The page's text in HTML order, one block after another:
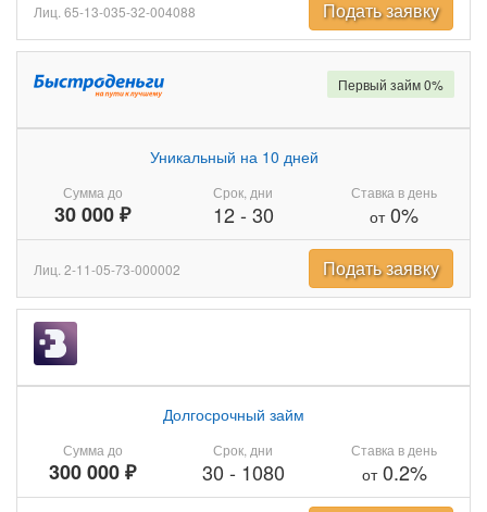
Лиц. 65-13-035-32-004088 Подать заявку
Сумма до
30 000 ₽
Уникальный на 10 дней
Срок, дни
12- 30
Ставка в день
от0%
Первый займ 0%
Лиц. 2-11-05-73-000002 Подать заявку
Сумма до
300 000 ₽
Долгосрочный займ
Срок, дни
30 - 1080
Ставка в день
от0.2%